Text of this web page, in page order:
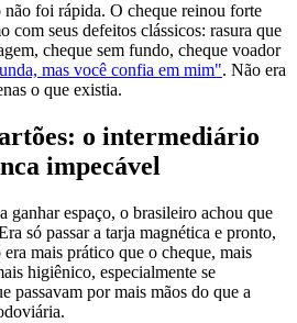
não foi rápida. O cheque reinou forte
com seus defeitos clássicos: rasura que
cheque sem fundo, cheque voador
mas você confia em mim". Não era
o que existia.
o intermediário
impecável
ganhar espaço, o brasileiro achou que
só passar a tarja magnética e pronto,
mais prático que o cheque, mais
higiênico, especialmente se
passavam por mais mãos do que a